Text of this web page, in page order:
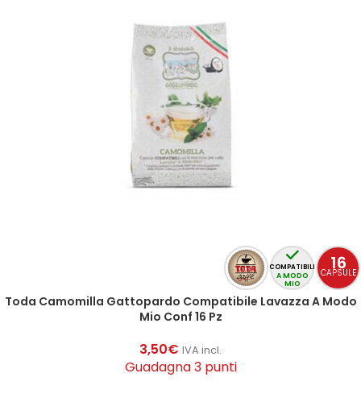
16
CAPSULE
COMPATIBILI
A MODO
MIO
Toda Camomilla Gattopardo Compatibile Lavazza A Modo
Mio Conf 16 Pz
3,50€ IVA incl.
Guadagna 3 punti